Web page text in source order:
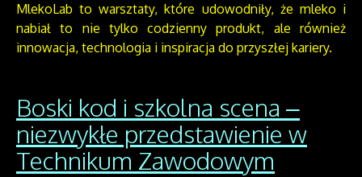
MlekoLab to warsztaty, które udowodniły, że mleko i
nabiał to nie tylko codzienny produkt, ale również
innowacja, technologia i inspiracja do przyszłej kariery.
Boski kod i szkolna scena –
niezwykłe przedstawienie w
Technikum Zawodowym